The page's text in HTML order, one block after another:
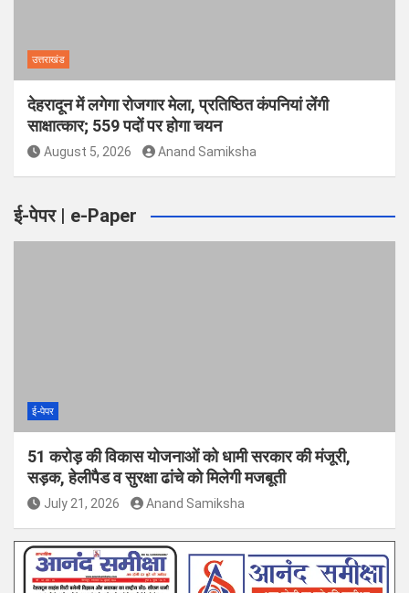
उत्तराखंड
देहरादून में लगेगा रोजगार मेला, प्रतिष्ठित कंपनियां लेंगी
साक्षात्कार; 559 पदों पर होगा चयन
August 5, 2026 Anand Samiksha
ई-पेपर | e-Paper
ई-पेपर
51 करोड़ की विकास योजनाओं को धामी सरकार की मंजूरी,
सड़क, हेलीपैड व सुरक्षा ढांचे को मिलेगी मजबूती
July 21, 2026 Anand Samiksha